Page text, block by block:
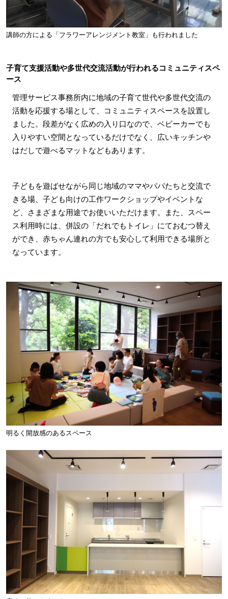
講師の方による「フラワーアレンジメント教室」も行われました
子育て支援活動や多世代交流活動が行われるコミュニティスペ
ース
管理サービス事務所内に地域の子育て世代や多世代交流の
活動を応援する場として、コミュニティスペースを設置し
ました。段差がなく広めの入り口なので、ベビーカーでも
入りやすい空間となっているだけでなく、広いキッチンや
はだしで遊べるマットなどもあります。
子どもを遊ばせながら同じ地域のママやパパたちと交流で
きる場、子ども向けの工作ワークショップやイベントな
ど、さまざまな用途でお使いいただけます。また、スペー
ス利用時には、併設の「だれでもトイレ」にておむつ替え
ができ、赤ちゃん連れの方でも安心して利用できる場所と
なっています。
明るく開放感のあるスペース